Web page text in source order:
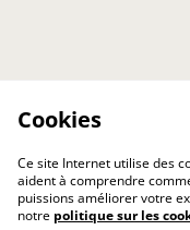
Cookies
Ce site Internet utilise des
aident à comprendre
puissions améliorer votre
notre politique sur les